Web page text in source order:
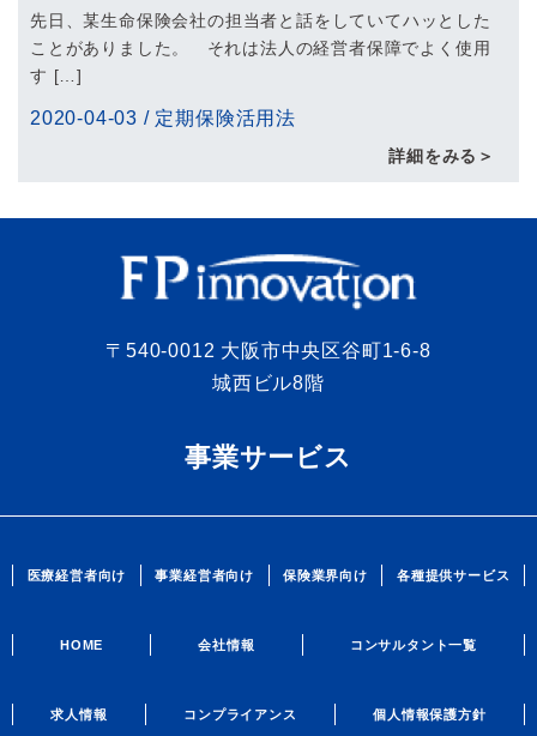
先日、某生命保険会社の担当者と話をしていてハッとした
ことがありました。 それは法人の経営者保障でよく使用
す […]
2020-04-03 / 定期保険活用法
詳細をみる＞
〒540-0012 大阪市中央区谷町1-6-8
城西ビル8階
事業サービス
医療経営者向け 事業経営者向け 保険業界向け 各種提供サービス
HOME 会社情報 コンサルタント一覧
求人情報 コンプライアンス 個人情報保護方針